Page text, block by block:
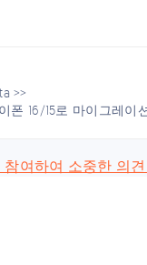
>>
폰 16/15로 마이그레이
참여하여 소중한 의